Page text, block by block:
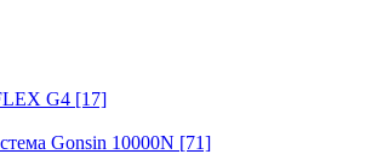
G4 [17]
Gonsin 10000N [71]